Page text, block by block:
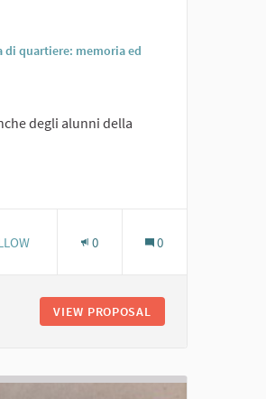
SPORTIVI
di quartiere: memoria ed
degli alunni della
0 0
VIEW PROPOSAL